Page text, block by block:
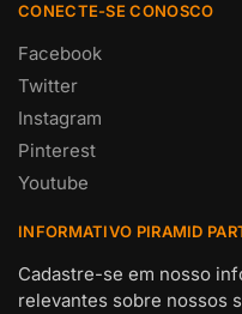
CONECTE-SE CONOSCO
Facebook
Twitter
Instagram
Pinterest
Youtube
INFORMATIVO PIRAMID
Cadastre-se em nosso
relevantes sobre nossos